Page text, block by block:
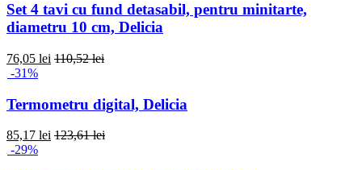
Set 4 tavi cu fund detasabil, pentru minitarte,
diametru 10 cm, Delicia
76,05 lei 110,52 lei
-31%
Termometru digital, Delicia
85,17 lei 123,61 lei
-29%